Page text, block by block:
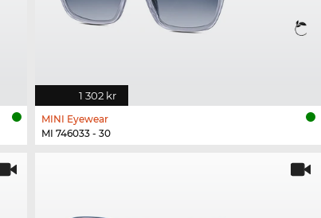
1 302 kr
MINI Eyewear
MI 746033 - 30